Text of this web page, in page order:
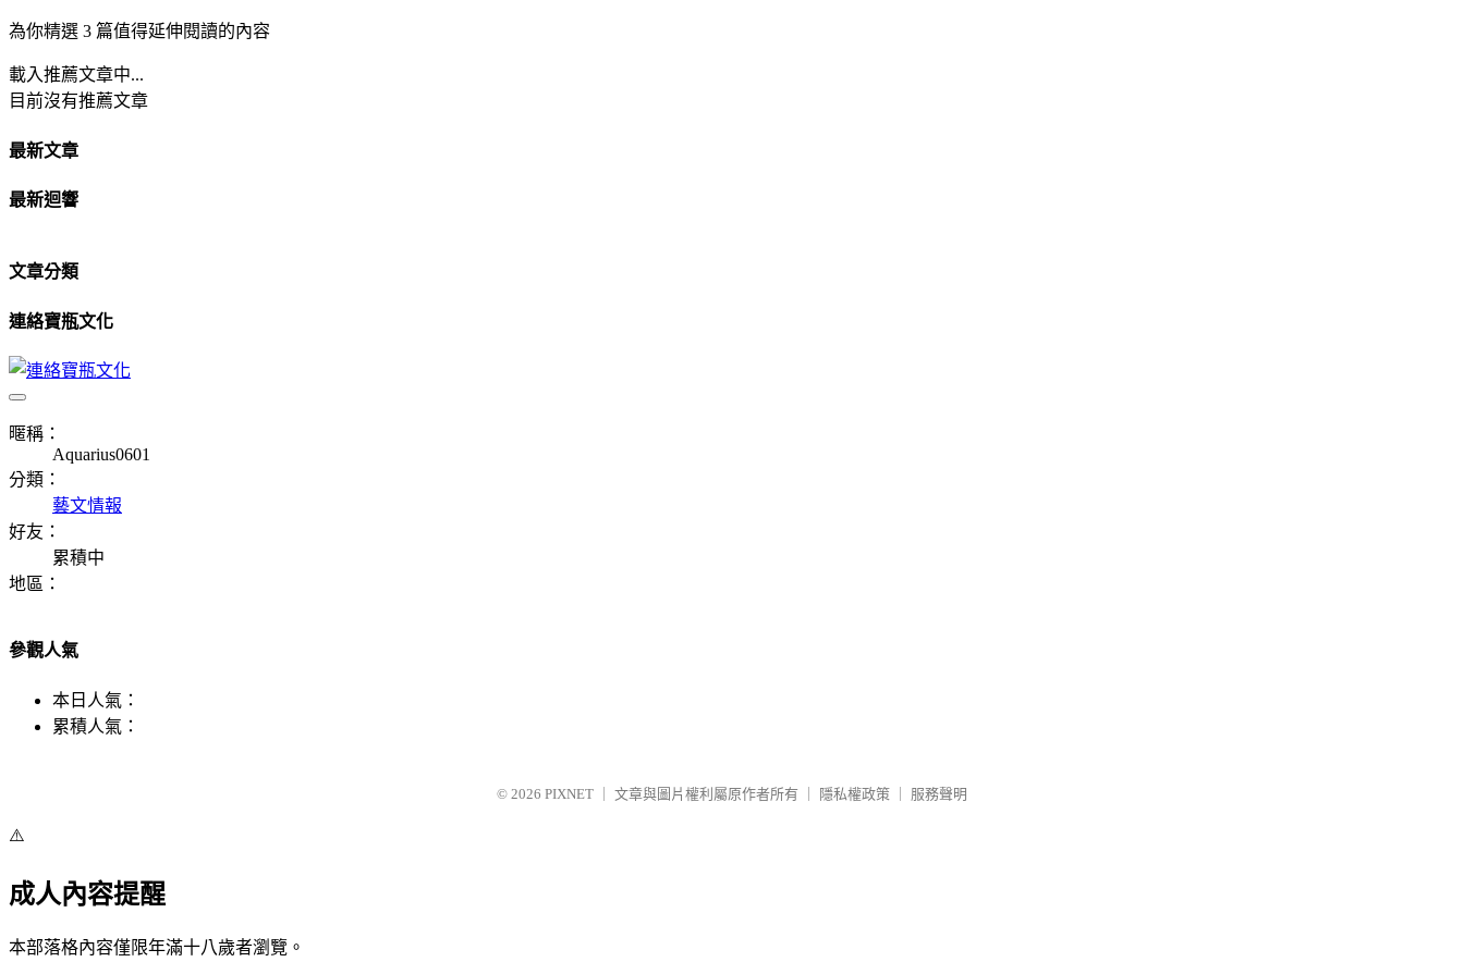
為你精選 3 篇值得延伸閱讀的內容
載入推薦文章中...
目前沒有推薦文章
最新文章
最新迴響
文章分類
連絡寶瓶文化
暱稱：
Aquarius0601
分類：
藝文情報
好友：
累積中
地區：
參觀人氣
本日人氣：
累積人氣：
© 2026 PIXNET 文章與圖片權利屬原作者所有 隱私權政策 服務聲明
⚠️
成人內容提醒
本部落格內容僅限年滿十八歲者瀏覽。